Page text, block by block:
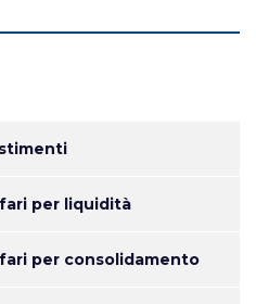
per liquidità
per consolidamento